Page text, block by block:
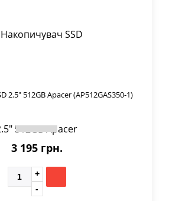
2.5" 512GB Apacer (AP512GAS350-1)
3 195 грн.